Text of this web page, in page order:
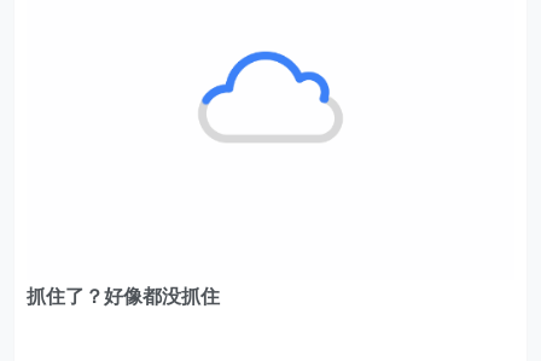
口。我从事的这些行业，不能用“芝麻”和“西瓜”来形容其
中的差异，因为我每一次都尝到了甜头。但每次，我都只
抱着瓜啃了一口，就扔掉了。